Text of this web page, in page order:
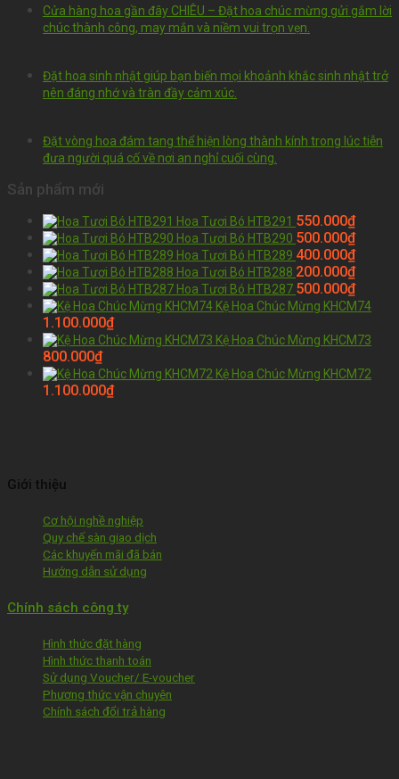
Cửa hàng hoa gần đây CHIÊU – Đặt hoa chúc mừng gửi gắm lời
chúc thành công, may mắn và niềm vui trọn vẹn.
Đặt hoa sinh nhật giúp bạn biến mọi khoảnh khắc sinh nhật trở
nên đáng nhớ và tràn đầy cảm xúc.
Đặt vòng hoa đám tang thể hiện lòng thành kính trong lúc tiễn
đưa người quá cố về nơi an nghỉ cuối cùng.
Sản phẩm mới
Hoa Tươi Bó HTB291 550.000₫
Hoa Tươi Bó HTB290 500.000₫
Hoa Tươi Bó HTB289 400.000₫
Hoa Tươi Bó HTB288 200.000₫
Hoa Tươi Bó HTB287 500.000₫
Kệ Hoa Chúc Mừng KHCM74
1.100.000₫
Kệ Hoa Chúc Mừng KHCM73
800.000₫
Kệ Hoa Chúc Mừng KHCM72
1.100.000₫
Giới thiệu
Cơ hội nghề nghiệp
Quy chế sàn giao dịch
Các khuyến mãi đã bán
Hướng dẫn sử dụng
Chính sách công ty
Hình thức đặt hàng
Hình thức thanh toán
Sử dụng Voucher/ E-voucher
Phương thức vận chuyên
Chính sách đổi trả hàng